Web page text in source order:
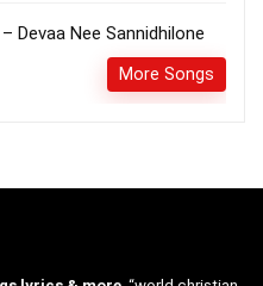
Nee Sannidhilone
More Songs